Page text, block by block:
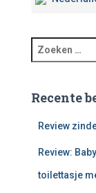
Recente
Review
Review:
toilettasje